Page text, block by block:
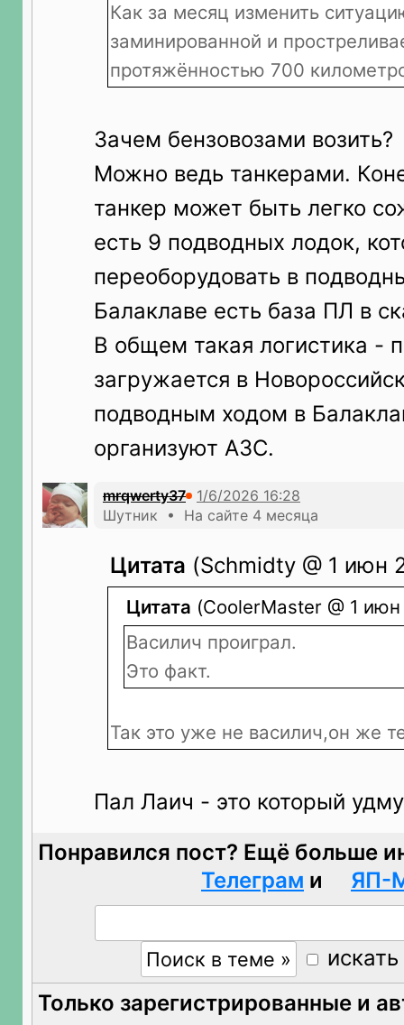
Как за месяц изменить
заминированной и
протяжённостью 700
Зачем бензовозами возить?
Можно ведь танкерами.
танкер может быть легко
есть 9 подводных лодок,
переоборудовать в
Балаклаве есть база ПЛ в
В общем такая логистика -
загружается в
подводным ходом в
организуют АЗС.
mrqwerty37
Шутник • На сайте 4 месяца
Цитата (Schmidty @ 1 июн
Цитата (CoolerMaster @ 1
Василич проиграл.
Это факт.
Так это уже не василич,он же
Пал Лаич - это который
Понравился пост? Ещё больше
Телеграм и ЯП-
Только зарегистрированные и